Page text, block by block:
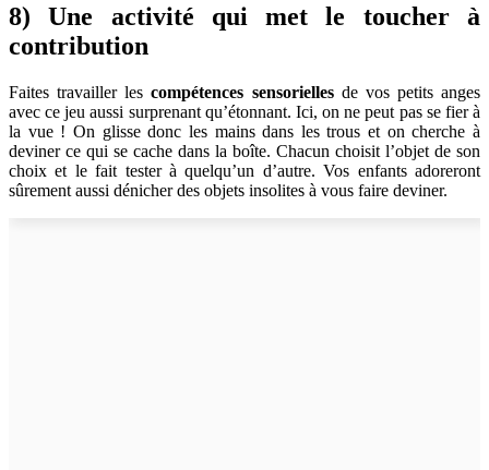
8) Une activité qui met le toucher à
contribution
Faites travailler lescompétences sensoriellesde vos petits anges
avec ce jeu aussi surprenant qu’étonnant. Ici, on ne peut pas se fier à
la vue ! On glisse donc les mains dans les trous et on cherche à
deviner ce qui se cache dans la boîte. Chacun choisit l’objet de son
choix et le fait tester à quelqu’un d’autre. Vos enfants adoreront
sûrement aussi dénicher des objets insolites à vous faire deviner.